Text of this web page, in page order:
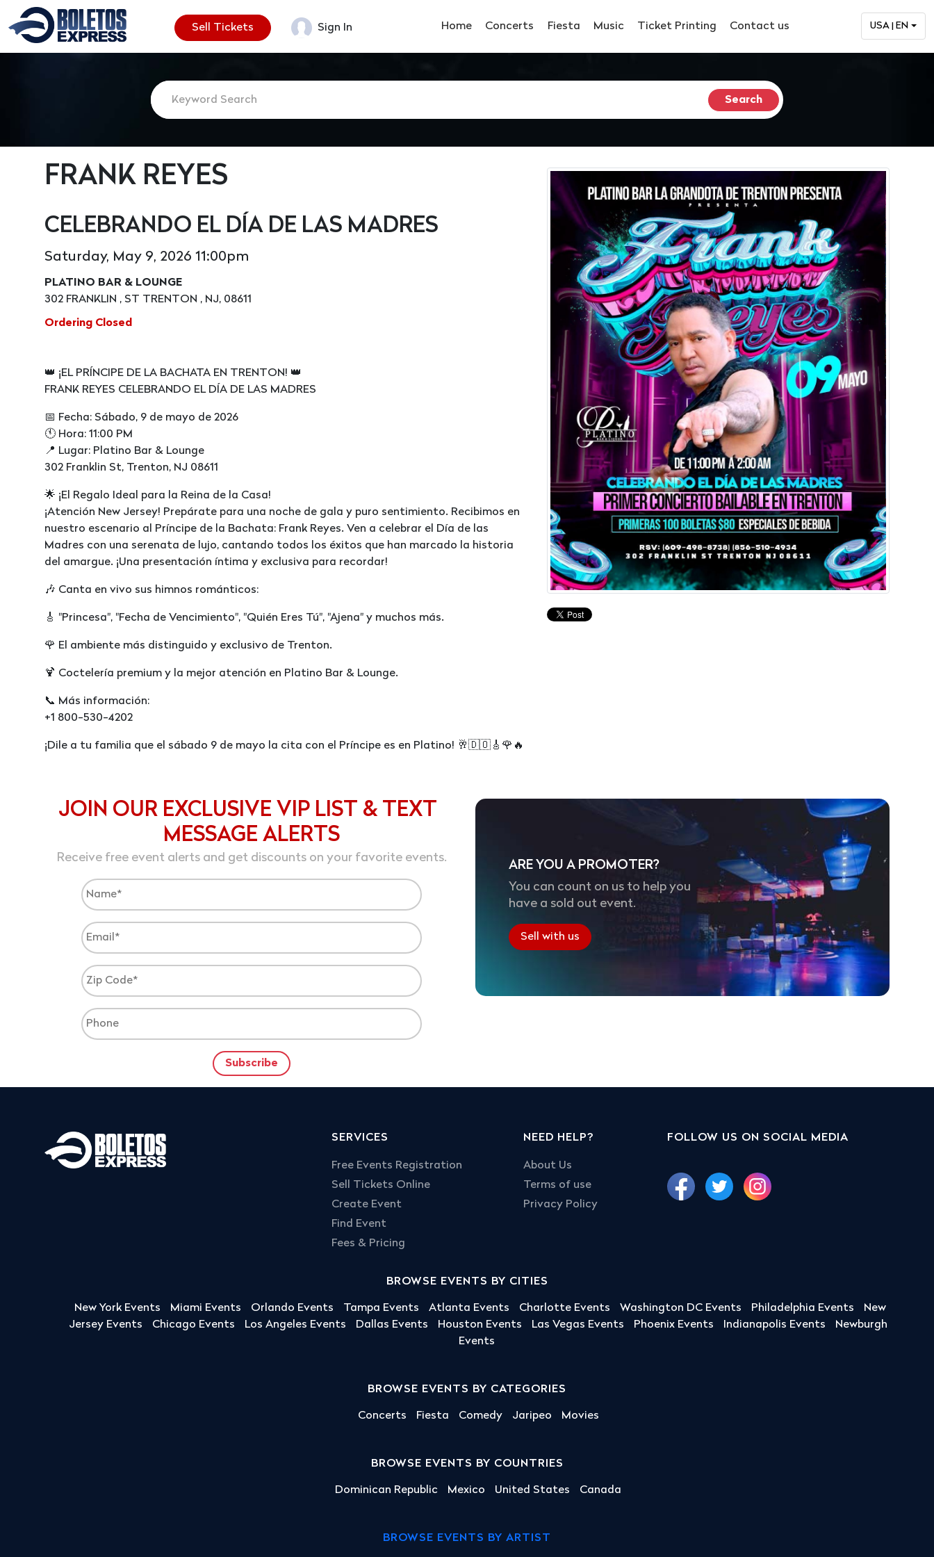
Sell Tickets Sign In Home Concerts Fiesta Music Ticket Printing Contact us USA | EN
FRANK REYES
CELEBRANDO EL DÍA DE LAS MADRES
Saturday, May 9, 2026 11:00pm
PLATINO BAR & LOUNGE
302 FRANKLIN , ST TRENTON , NJ, 08611
Ordering Closed
👑 ¡EL PRÍNCIPE DE LA BACHATA EN TRENTON! 👑
FRANK REYES CELEBRANDO EL DÍA DE LAS MADRES
📅 Fecha: Sábado, 9 de mayo de 2026
🕚 Hora: 11:00 PM
📍 Lugar: Platino Bar & Lounge
302 Franklin St, Trenton, NJ 08611
🌟 ¡El Regalo Ideal para la Reina de la Casa!
¡Atención New Jersey! Prepárate para una noche de gala y puro sentimiento. Recibimos en
nuestro escenario al Príncipe de la Bachata: Frank Reyes. Ven a celebrar el Día de las
Madres con una serenata de lujo, cantando todos los éxitos que han marcado la historia
del amargue. ¡Una presentación íntima y exclusiva para recordar!
🎶 Canta en vivo sus himnos románticos:
🎸 "Princesa", "Fecha de Vencimiento", "Quién Eres Tú", "Ajena" y muchos más.
🌹 El ambiente más distinguido y exclusivo de Trenton.
🍹 Coctelería premium y la mejor atención en Platino Bar & Lounge.
📞 Más información:
+1 800-530-4202
¡Dile a tu familia que el sábado 9 de mayo la cita con el Príncipe es en Platino! 🥂🇩🇴🎸🌹🔥
JOIN OUR EXCLUSIVE VIP LIST & TEXT
MESSAGE ALERTS
Receive free event alerts and get discounts on your favorite events.
ARE YOU A PROMOTER?
You can count on us to help you
have a sold out event.
Sell with us
SERVICES
Free Events Registration
Sell Tickets Online
Create Event
Find Event
Fees & Pricing
NEED HELP?
About Us
Terms of use
Privacy Policy
FOLLOW US ON SOCIAL MEDIA
BROWSE EVENTS BY CITIES
New York Events Miami Events Orlando Events Tampa Events Atlanta Events Charlotte Events Washington DC Events Philadelphia Events
New
Jersey Events
Chicago Events Los Angeles Events Dallas Events Houston Events Las Vegas Events Phoenix Events Indianapolis Events
Newburgh
Events
BROWSE EVENTS BY CATEGORIES
Concerts Fiesta Comedy Jaripeo Movies
BROWSE EVENTS BY COUNTRIES
Dominican Republic Mexico United States Canada
BROWSE EVENTS BY ARTIST